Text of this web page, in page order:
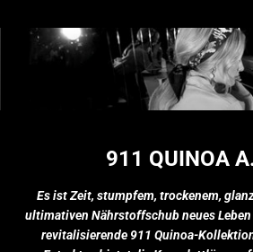
SAMMLUNG:
911 QUINOA
Es ist Zeit, stumpfem, trockenem,
ultimativen Nährstoffschub neues
revitalisierende 911 Quinoa-